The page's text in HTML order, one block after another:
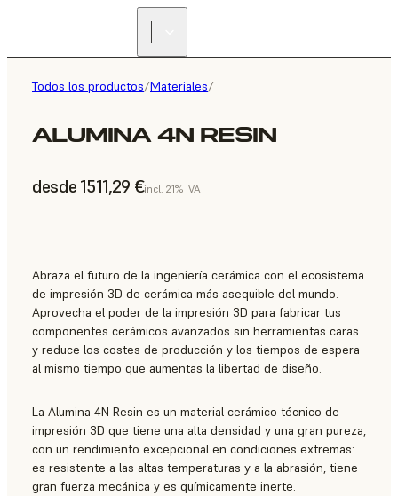
Todos los productos/Materiales/
ALUMINA 4N RESIN
desde 1511,29 €incl. 21% IVA
Abraza el futuro de la ingeniería cerámica con el ecosistema
de impresión 3D de cerámica más asequible del mundo.
Aprovecha el poder de la impresión 3D para fabricar tus
componentes cerámicos avanzados sin herramientas caras
y reduce los costes de producción y los tiempos de espera
al mismo tiempo que aumentas la libertad de diseño.
La Alumina 4N Resin es un material cerámico técnico de
impresión 3D que tiene una alta densidad y una gran pureza,
con un rendimiento excepcional en condiciones extremas:
es resistente a las altas temperaturas y a la abrasión, tiene
gran fuerza mecánica y es químicamente inerte.